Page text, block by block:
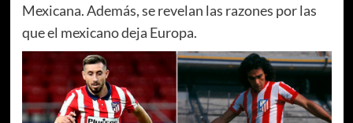
Mexicana. Además, se revelan las razones por las
que el mexicano deja Europa.